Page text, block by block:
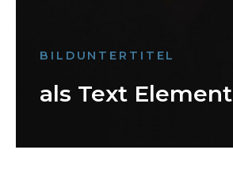
BILDUNTERTITEL
als Text Element